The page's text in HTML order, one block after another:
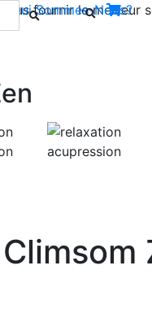
fournir le meilleur
Qui Sommes-Nous?